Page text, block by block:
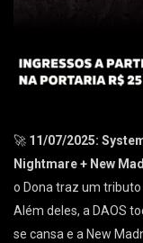
🚀 11/07/2025:
Nightmare + New
o Dona traz um
Além deles, a DAOS
se cansa e a New